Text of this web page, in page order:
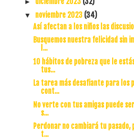
▼ noviembre 2023 (34)
Así afectan a los niños las
Busquemos nuestra felicidad sin
l...
10 hábitos de pobreza que le
tus...
La tarea más desafiante para los
cont...
No verte con tus amigas puede
s...
Perdonar no cambiará tu pasado,
t...